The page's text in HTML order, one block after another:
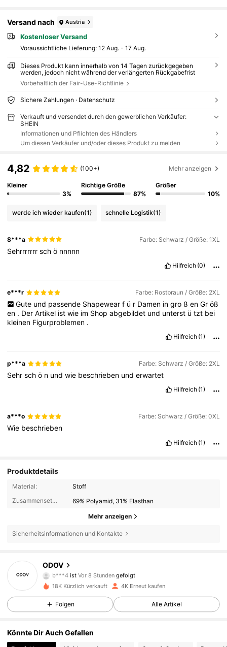
Versand nach Austria
Kostenloser Versand
Voraussichtliche Lieferung: 12 Aug. - 17 Aug.
Dieses Produkt kann innerhalb von 14 Tagen zurückgegeben
werden, jedoch nicht während der verlängerten Rückgabefrist
Vorbehaltlich der Fair-Use-Richtlinie
Sichere Zahlungen · Datenschutz
Verkauft und versendet durch den gewerblichen Verkäufer:
SHEIN
Informationen und Pflichten des Händlers
Um diesen Verkäufer und/oder dieses Produkt zu melden
4,82 (100+) Mehr anzeigen
Kleiner
3%
Richtige Größe
87%
Größer
10%
werde ich wieder kaufen(1) schnelle Logistik(1)
S***a Farbe: Schwarz / Größe: 1XL
Sehrrrrrrrschö nnnnn
Hilfreich (0)
e***r Farbe: Rostbraun / Größe: 2XL
Gute und passende Shapewear f ü r Damen in gro ß en Gr öß
en . DerArtikel istwie im Shopabgebildet und unterst ützt bei
kleinen Figurproblemen .
Hilfreich (1)
p***a Farbe: Schwarz / Größe: 2XL
Sehrschö n undwie beschrieben underwartet
Hilfreich (1)
a***o Farbe: Schwarz / Größe: 0XL
Wie beschrieben
Hilfreich (1)
Produktdetails
Material:
Stoff
Zusammensetzung:
69% Polyamid, 31% Elasthan
Mehr anzeigen
Sicherheitsinformationen und Kontakte
ODOV
b***4ist
j***dist am Durchsuchen
4,75
1.8K Follower
18K Kürzlich verkauft 4K Erneut kaufen
Folgen Alle Artikel
Könnte Dir Auch Gefallen